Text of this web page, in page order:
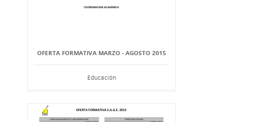
OFERTA FORMATIVA MARZO - AGOSTO 2015
Educación